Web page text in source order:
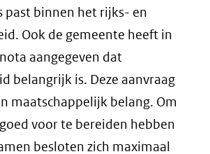
binnen het rijks- en
Ook de gemeente heeft in
aangegeven dat
belangrijk is. Deze aanvraag
maatschappelijk belang. Om
voor te bereiden hebben
besloten zich maximaal